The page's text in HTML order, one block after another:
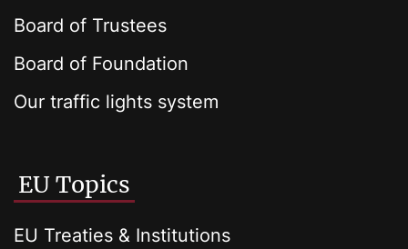
Board of Trustees
Board of Foundation
Our traffic lights system
EU Topics
EU Treaties & Institutions